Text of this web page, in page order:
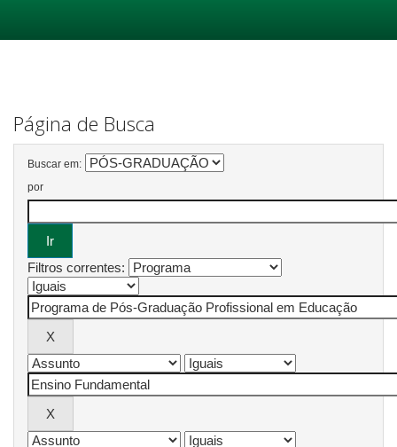
Página de Busca
Buscar em:
por
Filtros correntes: